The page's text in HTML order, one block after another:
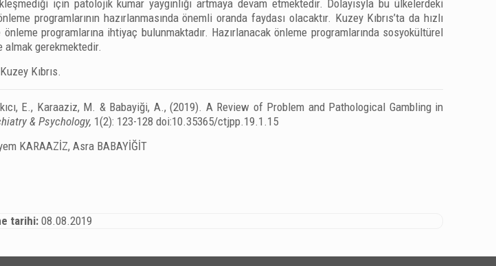
için patolojik kumar yaygınlığı artmaya devam etmektedir. Dolayısyla bu ülkelerdeki
programlarının hazırlanmasında önemli oranda faydası olacaktır. Kuzey Kıbrıs’ta da hızlı
programlarına ihtiyaç bulunmaktadır. Hazırlanacak önleme programlarında sosyokültürel
gerekmektedir.
Kıbrıs.
E., Karaaziz, M. & Babayiği, A., (2019). A Review of Problem and Pathological Gambling in
& Psychology, 1(2): 123-128 doi:10.35365/ctjpp.19.1.15
KARAAZİZ, Asra BABAYİĞİT
tarihi:08.08.2019